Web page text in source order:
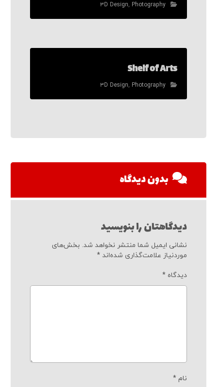
۳D Design, Photography
Shelf of Arts
۳D Design, Photography
بدون دیدگاه
دیدگاهتان را بنویسید
نشانی ایمیل شما منتشر نخواهد شد. بخش‌های
موردنیاز علامت‌گذاری شده‌اند*
دیدگاه*
نام*